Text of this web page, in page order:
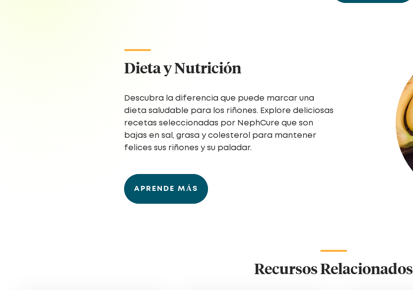
Dieta y Nutrición
Descubra la diferencia que puede marcar una
dieta saludable para los riñones. Explore deliciosas
recetas seleccionadas por NephCure que son
bajas en sal, grasa y colesterol para mantener
felices sus riñones y su paladar.
APRENDE MÁS
Recursos Relacionados